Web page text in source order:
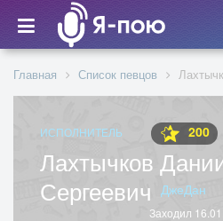
Главная Список певцов
ИСПОЛНИТЕЛЬ 200
Лахтычков
Сергеевич ДжеДан
Заходил